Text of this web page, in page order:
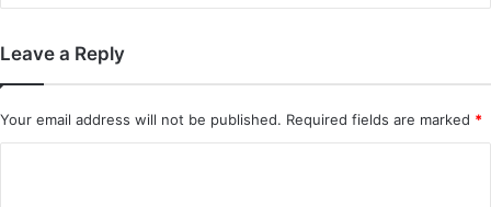
Leave a Reply
Your email address will not be published. Required fields are marked *